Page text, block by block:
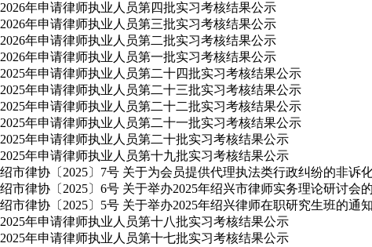
2026年申请律师执业人员第四批实习考核结果公示
2026年申请律师执业人员第三批实习考核结果公示
2026年申请律师执业人员第二批实习考核结果公示
2026年申请律师执业人员第一批实习考核结果公示
2025年申请律师执业人员第二十四批实习考核结果公示
2025年申请律师执业人员第二十三批实习考核结果公示
2025年申请律师执业人员第二十二批实习考核结果公示
2025年申请律师执业人员第二十一批实习考核结果公示
2025年申请律师执业人员第二十批实习考核结果公示
2025年申请律师执业人员第十九批实习考核结果公示
绍市律协〔2025〕7号 关于为会员提供代理执法类行政纠纷的非诉
绍市律协〔2025〕6号 关于举办2025年绍兴市律师实务理论研讨会
绍市律协〔2025〕5号 关于举办2025年绍兴律师在职研究生班的通知
2025年申请律师执业人员第十八批实习考核结果公示
2025年申请律师执业人员第十七批实习考核结果公示